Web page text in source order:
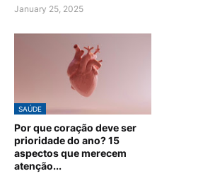
January 25, 2025
SAÚDE
Por que coração deve ser
prioridade do ano? 15
aspectos que merecem
atenção...